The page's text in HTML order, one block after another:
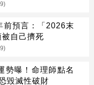
前預言：「2026末
自己擠死
勢曝！命理師點名
毀滅性破財